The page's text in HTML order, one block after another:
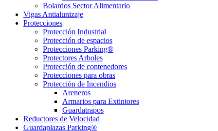
Bolardos Sector Alimentario
Vigas Antialunizaje
Protecciones
Protección Industrial
Protección de espacios
Protecciones Parking®
Protectores Arboles
Protección de contenedores
Protecciones para obras
Protección de Incendios
Areneros
Armarios para Extintores
Guardatrapos
Reductores de Velocidad
Guardaplazas Parking®